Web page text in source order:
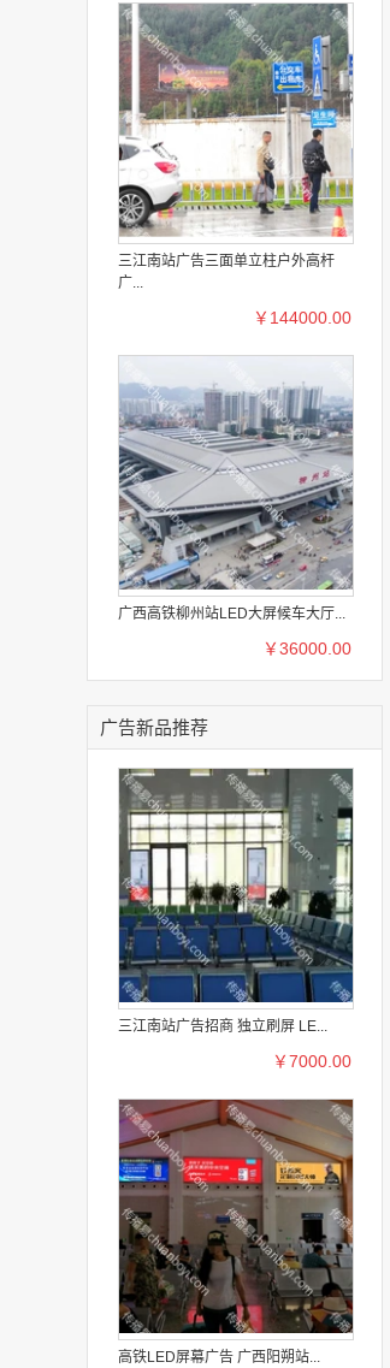
三江南站广告三面单立柱户外高杆
广...
￥144000.00
广西高铁柳州站LED大屏候车大厅...
￥36000.00
广告新品推荐
三江南站广告招商 独立刷屏 LE...
￥7000.00
高铁LED屏幕广告 广西阳朔站...